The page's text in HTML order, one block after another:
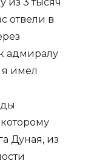
отвели в
адмиралу
я имел
Дуная, из